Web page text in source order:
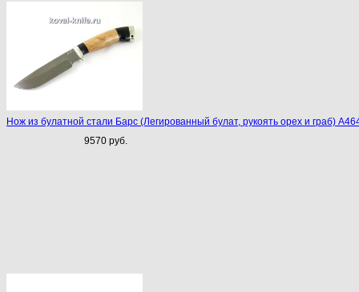
Нож из булатной стали Барс (Легированный булат, рукоять орех и граб)
9570 руб.